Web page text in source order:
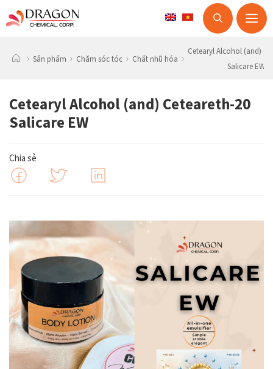
Sản phẩm Chăm sóc tóc Chất nhũ hóa
Cetearyl Alcohol (and)
Salicare EW
Cetearyl Alcohol (and) Ceteareth-20
Salicare EW
Chia sẻ